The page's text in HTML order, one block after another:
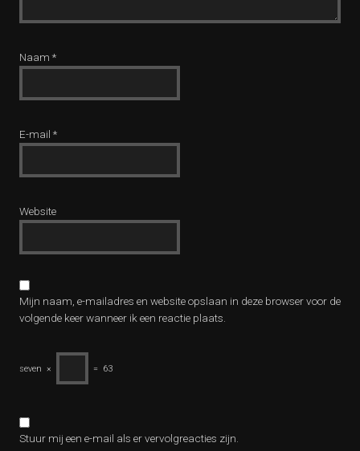
Naam *
E-mail *
Website
Mijn naam, e-mailadres en website opslaan in deze browser voor de
volgende keer wanneer ik een reactie plaats.
seven × = 63
Stuur mij een e-mail als er vervolgreacties zijn.